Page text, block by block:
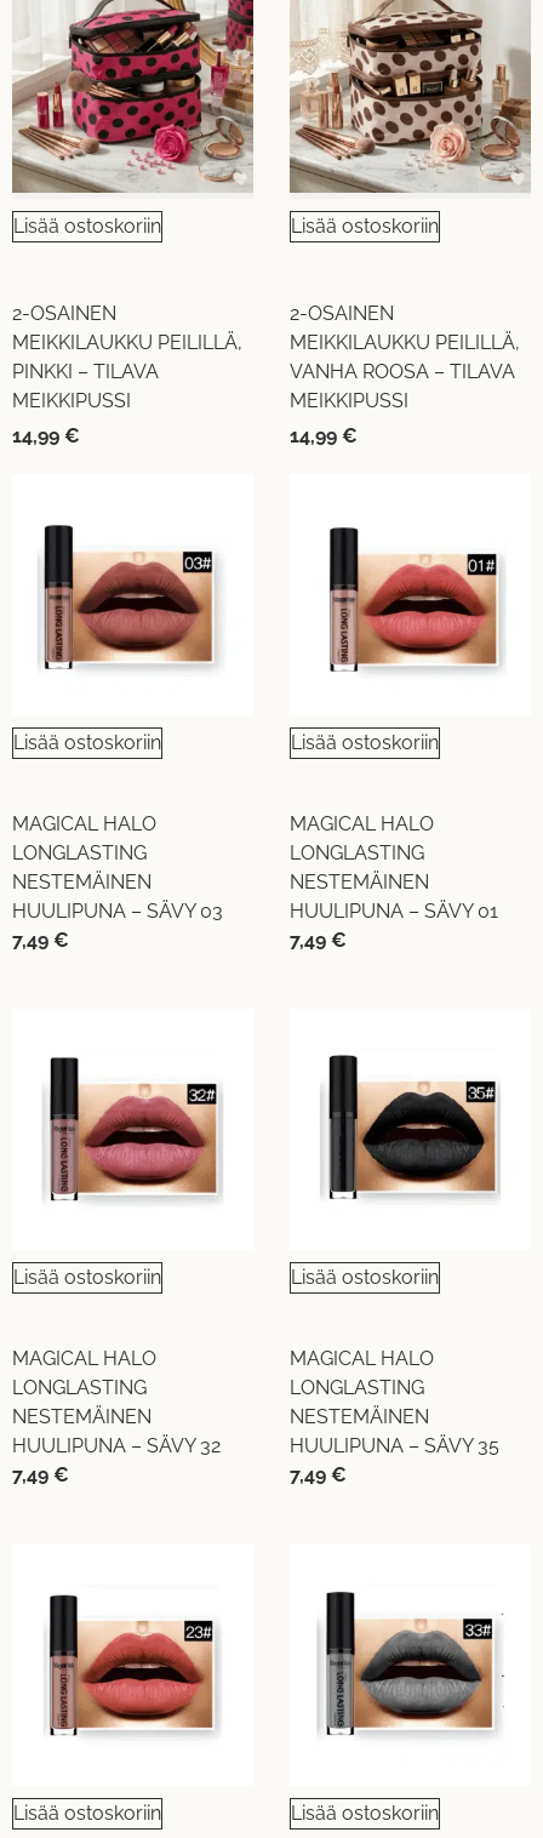
Lisää ostoskoriin
2-OSAINEN
MEIKKILAUKKU PEILILLÄ,
PINKKI – TILAVA
MEIKKIPUSSI
14,99 €
Lisää ostoskoriin
2-OSAINEN
MEIKKILAUKKU PEILILLÄ,
VANHA ROOSA – TILAVA
MEIKKIPUSSI
14,99 €
Lisää ostoskoriin
MAGICAL HALO
LONGLASTING
NESTEMÄINEN
HUULIPUNA – SÄVY 03
7,49 €
Lisää ostoskoriin
MAGICAL HALO
LONGLASTING
NESTEMÄINEN
HUULIPUNA – SÄVY 01
7,49 €
Lisää ostoskoriin
MAGICAL HALO
LONGLASTING
NESTEMÄINEN
HUULIPUNA – SÄVY 32
7,49 €
Lisää ostoskoriin
MAGICAL HALO
LONGLASTING
NESTEMÄINEN
HUULIPUNA – SÄVY 35
7,49 €
Lisää ostoskoriin Lisää ostoskoriin